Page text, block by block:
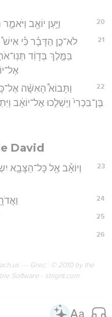
20 וַיַּ֥עַן יוֹאָ֖ב
21
לֹא־כֵ֣ן הַדָּבָ֗ר כִּ֡י
בַּמֶּ֣לֶךְ בְּדָוִ֔ד
22
וַתָּבוֹא֩ הָאִשָּׁ֨ה
בֶּן־בִּכְרִי֙ וַיַּשְׁלִ֣כוּ אֶל־יוֹאָ֔ב
David
23
וְיוֹאָ֕ב אֶ֥ל כָּל־הַצָּבָ֖א
24
25
26
--- Grec : © 2010 by the
Software - sblgnt.com